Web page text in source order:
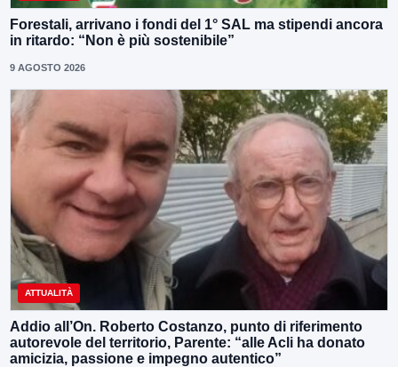
Forestali, arrivano i fondi del 1° SAL ma stipendi ancora
in ritardo: “Non è più sostenibile”
9 AGOSTO 2026
ATTUALITÀ
Addio all’On. Roberto Costanzo, punto di riferimento
autorevole del territorio, Parente: “alle Acli ha donato
amicizia, passione e impegno autentico”